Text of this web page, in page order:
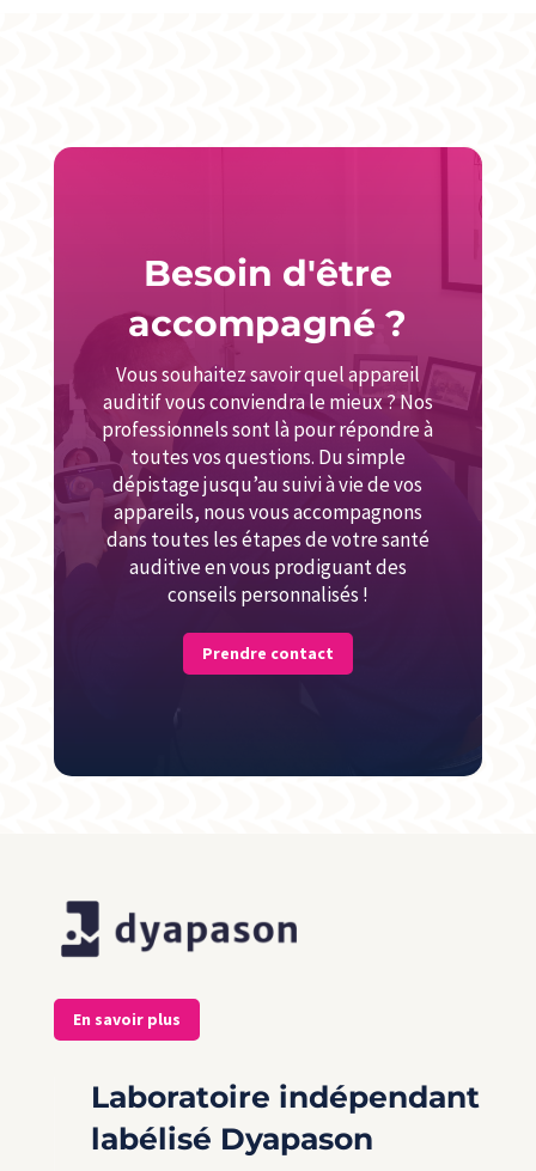
Besoin d'être
accompagné ?
Vous souhaitez savoir quel appareil
auditif vous conviendra le mieux ? Nos
professionnels sont là pour répondre à
toutes vos questions. Du simple
dépistage jusqu’au suivi à vie de vos
appareils, nous vous accompagnons
dans toutes les étapes de votre santé
auditive en vous prodiguant des
conseils personnalisés !
Prendre contact
En savoir plus
Laboratoire indépendant
labélisé Dyapason